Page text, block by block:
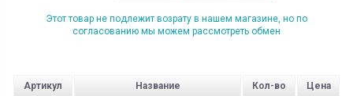
Этот товар не подлежит возрату в нашем магазине, но по
согласованию мы можем рассмотреть обмен
Артикул Название Кол-во Цена